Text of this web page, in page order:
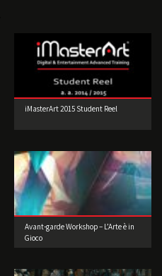
iMasterArt 2015 Student Reel
Avant-garde Workshop – L’Arte è in
Gioco